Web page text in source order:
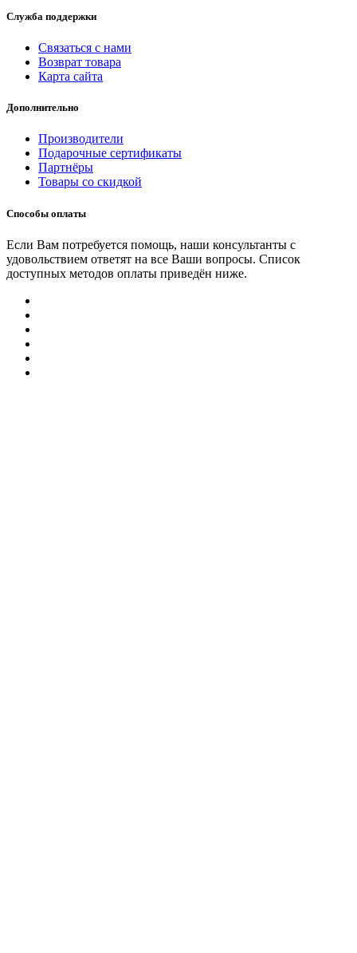
Служба поддержки
Связаться с нами
Возврат товара
Карта сайта
Дополнительно
Производители
Подарочные сертификаты
Партнёры
Товары со скидкой
Способы оплаты
Если Вам потребуется помощь, наши консультанты с
удовольствием ответят на все Ваши вопросы. Список
доступных методов оплаты приведён ниже.